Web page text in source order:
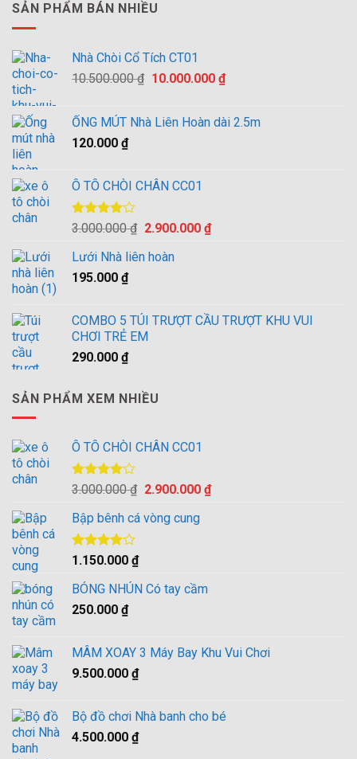
SẢN PHẨM BÁN NHIỀU
Nhà Chòi Cổ Tích CT01
10.500.000₫ Giá
10.500.000 ₫.
10.000.000 ₫Giá
là:
ỐNG MÚT Nhà Liên Hoàn dài 2.5m
120.000 ₫
Ô TÔ CHÒI CHÂN CC01
Được
4.005
sao
3.000.000₫ Giá
là:
2.900.000 ₫Giá
Lưới Nhà liên hoàn
195.000 ₫
COMBO 5 TÚI TRƯỢT CẦU TRƯỢT KHU VUI
CHƠI TRẺ EM
290.000 ₫
SẢN PHẨM XEM NHIỀU
Ô TÔ CHÒI CHÂN CC01
Được
4.00 5
sao
3.000.000₫ Giá
là:
2.900.000 ₫Giá
Bập bênh cá vòng cung
Được
4.005
sao
1.150.000 ₫
BÓNG NHÚN Có tay cầm
250.000 ₫
MÂM XOAY 3 Máy Bay Khu Vui Chơi
9.500.000 ₫
Bộ đồ chơi Nhà banh cho bé
4.500.000 ₫